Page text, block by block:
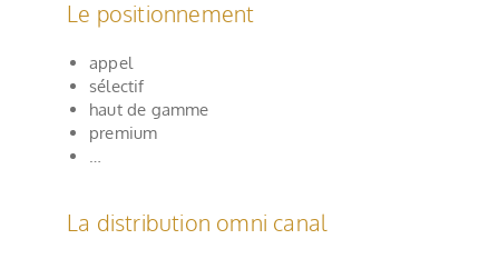
Le positionnement
appel
sélectif
haut de gamme
premium
…
La distribution omni canal